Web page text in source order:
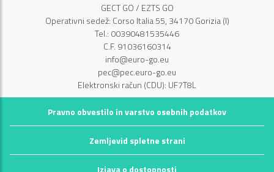
GECT GO / EZTS GO
Operativni sedež: Corso Italia 55, 34170 Gorizia (I)
Tel.: 00390481535446
C.F. 91036160314
info@euro-go.eu
pec@pec.euro-go.eu
Elektronski račun (CDU): UF7T8L
Pravno obvestilo in varstvo osebnih podatkov
Zemljevid spletne strani
Izjava o dostopnosti